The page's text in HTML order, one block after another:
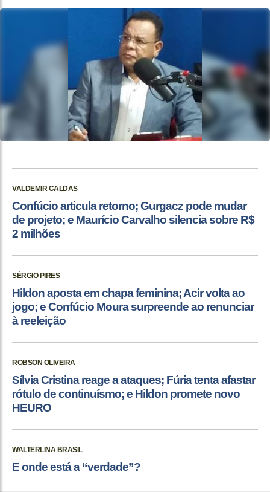
VALDEMIR CALDAS
Confúcio articula retorno; Gurgacz pode mudar
de projeto; e Maurício Carvalho silencia sobre R$
2 milhões
SÉRGIO PIRES
Hildon aposta em chapa feminina; Acir volta ao
jogo; e Confúcio Moura surpreende ao renunciar
à reeleição
ROBSON OLIVEIRA
Sílvia Cristina reage a ataques; Fúria tenta afastar
rótulo de continuísmo; e Hildon promete novo
HEURO
WALTERLINA BRASIL
E onde está a “verdade”?